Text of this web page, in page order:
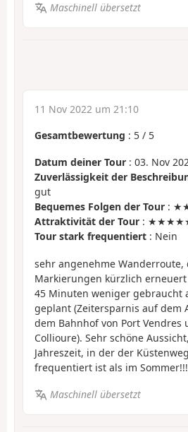
Maschinell übersetzt
11 Nov 2022 um 21:10
Gesamtbewertung : 5 / 5
Datum deiner Tour : 03. Nov
Zuverlässigkeit der
gut
Bequemes Folgen der Tour :
Attraktivität der Tour :
Tour stark frequentiert : Nein
sehr angenehme Wanderroute,
Markierungen kürzlich
45 Minuten weniger gebraucht
geplant (Zeitersparnis auf dem
dem Bahnhof von Port Vendres
Collioure). Sehr schöne
Jahreszeit, in der der
frequentiert ist als im Sommer!!!
Maschinell übersetzt